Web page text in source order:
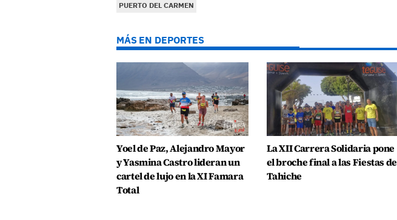
PUERTO DEL CARMEN
MÁS EN DEPORTES
Yoel de Paz, Alejandro Mayor
y Yasmina Castro lideran un
cartel de lujo en la XI Famara
Total
La XII Carrera Solidaria pone
el broche final a las Fiestas de
Tahiche